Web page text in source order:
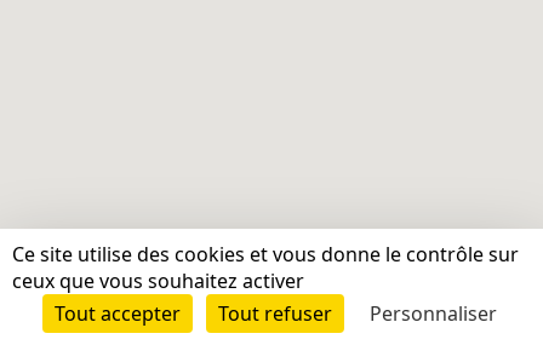
Ce site utilise des cookies et vous donne le contrôle sur
ceux que vous souhaitez activer
Tout accepter
Tout refuser Personnaliser